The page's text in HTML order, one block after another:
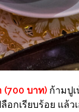
(700 บาท) ก้ามปู
อกเรียบร้อย แล้ว